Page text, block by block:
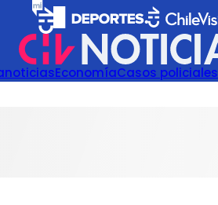
EconomíaCasos policiales